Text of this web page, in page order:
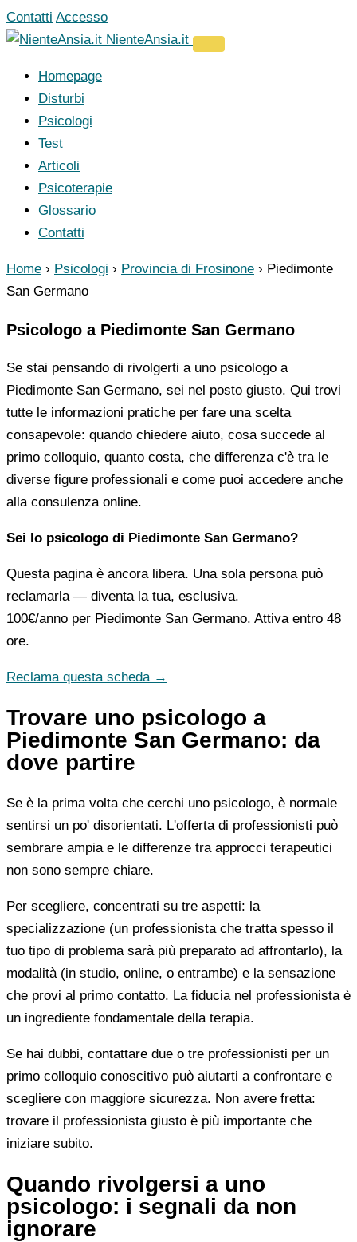
Vai
al
Contatti Accesso
NienteAnsia.it
Homepage
Disturbi
Psicologi
Test
Articoli
Psicoterapie
Glossario
Contatti
Home › Psicologi › Provincia di Frosinone › Piedimonte
San Germano
Psicologo a Piedimonte San Germano
Se stai pensando di rivolgerti a uno psicologo a
Piedimonte San Germano, sei nel posto giusto. Qui trovi
tutte le informazioni pratiche per fare una scelta
consapevole: quando chiedere aiuto, cosa succede al
primo colloquio, quanto costa, che differenza c'è tra le
diverse figure professionali e come puoi accedere anche
alla consulenza online.
Sei lo psicologo di Piedimonte San Germano?
Questa pagina è ancora libera. Una sola persona può
reclamarla — diventa la tua, esclusiva.
100€/anno per Piedimonte San Germano. Attiva entro 48
ore.
Reclama questa scheda →
Trovare uno psicologo a
Piedimonte San Germano: da
dove partire
Se è la prima volta che cerchi uno psicologo, è normale
sentirsi un po' disorientati. L'offerta di professionisti può
sembrare ampia e le differenze tra approcci terapeutici
non sono sempre chiare.
Per scegliere, concentrati su tre aspetti: la
specializzazione (un professionista che tratta spesso il
tuo tipo di problema sarà più preparato ad affrontarlo), la
modalità (in studio, online, o entrambe) e la sensazione
che provi al primo contatto. La fiducia nel professionista è
un ingrediente fondamentale della terapia.
Se hai dubbi, contattare due o tre professionisti per un
primo colloquio conoscitivo può aiutarti a confrontare e
scegliere con maggiore sicurezza. Non avere fretta:
trovare il professionista giusto è più importante che
iniziare subito.
Quando rivolgersi a uno
psicologo: i segnali da non
ignorare